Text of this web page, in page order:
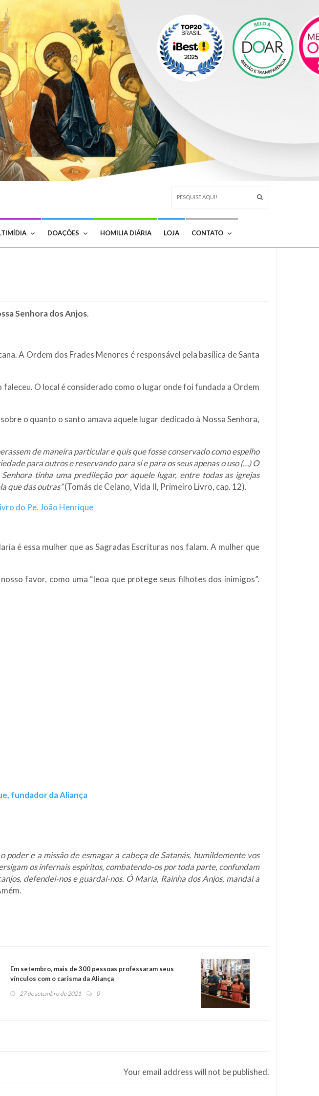
DOAÇÕES HOMILIA DIÁRIA LOJA CONTATO
Senhora dos Anjos.
A Ordem dos Frades Menores é responsável pela basílica de Santa
faleceu. O local é considerado como o lugar onde foi fundada a Ordem
o quanto o santo amava aquele lugar dedicado à Nossa Senhora,
de maneira particular e quis que fosse conservado como espelho
para outros e reservando para si e para os seus apenas o uso (…) O
tinha uma predileção por aquele lugar, entre todas as igrejas
que das outras”(Tomás de Celano, Vida II, Primeiro Livro, cap. 12).
do Pe. João Henrique
é essa mulher que as Sagradas Escrituras nos falam. A mulher que
favor, como uma “leoa que protege seus filhotes dos inimigos”.
fundador da Aliança
poder e a missão de esmagar a cabeça de Satanás, humildemente vos
os infernais espíritos, combatendo-os por toda parte, confundam
defendei-nos e guardai-nos. Ó Maria, Rainha dos Anjos, mandai a
Em setembro, mais de 300 pessoas professaram seus
vínculos com o carisma da Aliança
27 de setembro de 2021 0
Your email address will not be published.